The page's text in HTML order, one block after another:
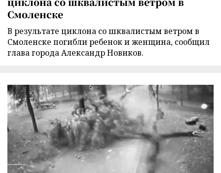
Смоленске
В результате циклона со шквалистым ветром в
Смоленске погибли ребенок и женщина, сообщил
глава города Александр Новиков.